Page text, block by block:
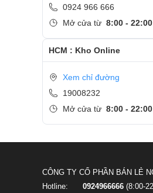
Cấu hình mạnh mẽ,
Với bộ vi xử lý tiết kiệm
phòng cũng như xử lý tốt
sinh viên và dân văn phòng.
0924 966 666
Mở cửa từ 8:00 - 22:00
HCM : Kho Online
Xem chỉ đường
19008232
Mở cửa từ 8:00 - 22:00
CÔNG TY CỔ PHẦN BÁN LẺ
Hotline:
0924966666 (8:00-